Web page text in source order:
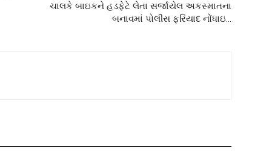
ચાલકે બાઇકને હડફેટે લેતા સર્જાયેલ અકસ્માતના
બનાવમાં પોલીસ ફરિયાદ નોંધાઇ…